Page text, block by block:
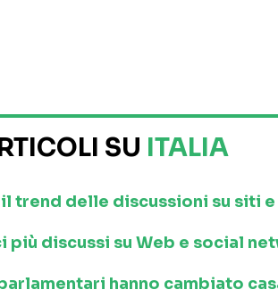
SU ITALIA
trend delle discussioni su siti
più discussi su Web e social
hanno cambiato